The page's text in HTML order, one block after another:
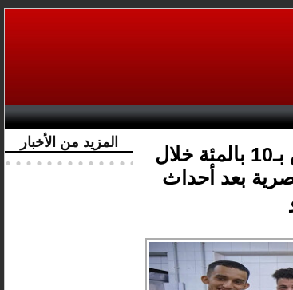
المزيد من الأخبار
ارتفاع عدد المغاربة في قادش بـ10 بالمئة خلال
بعد أحداث